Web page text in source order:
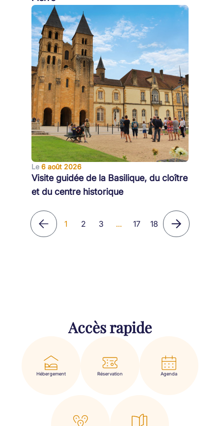
Le 6 août 2026
Visite guidée de la Basilique, du cloître
et du centre historique
1 2 3 ... 17 18
Accès rapide
Hébergement Réservation Agenda